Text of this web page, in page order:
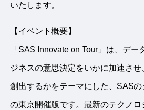
いたします。
【イベント概要】
「SAS Innovate on Tour」は、デー
ジネスの意思決定をいかに加速さ
創出するかをテーマにした、SASの
の東京開催版です。最新のテクノ